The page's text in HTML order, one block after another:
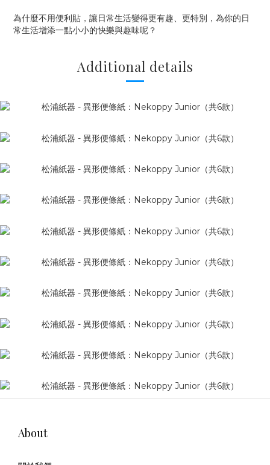
為什麼不用便利貼，讓日常生活變得更有趣、更特別，為你的日
常生活增添一點小小的快樂與趣味呢？
Additional details
About